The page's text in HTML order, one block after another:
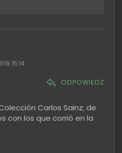
15:14
ODPOWIEDZ
Carlos Sainz; de
con los que corrió en la